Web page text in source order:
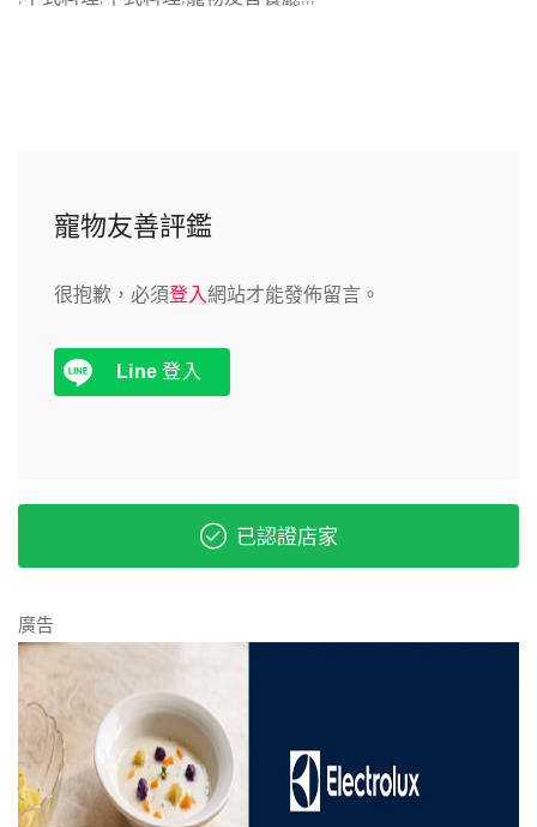
寵物友善評鑑
很抱歉，必須登入網站才能發佈留言。
Line 登入
已認證店家
廣告